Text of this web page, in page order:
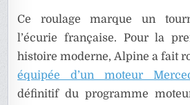
Ce roulage marque un
l’écurie française. Pour la
histoire moderne, Alpine a fait
équipée d’un moteur
définitif du programme